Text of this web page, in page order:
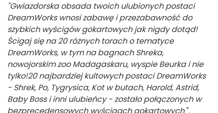
"Gwiazdorska obsada twoich ulubionych postaci
DreamWorks wnosi zabawę i przezabawność do
szybkich wyścigów gokartowych jak nigdy dotąd!
Ścigaj się na 20 różnych torach o tematyce
DreamWorks, w tym na bagnach Shreka,
nowojorskim zoo Madagaskaru, wyspie Beurka i nie
tylko!20 najbardziej kultowych postaci DreamWorks
- Shrek, Po, Tygrysica, Kot w butach, Harold, Astrid,
Baby Boss i inni ulubieńcy - zostało połączonych w